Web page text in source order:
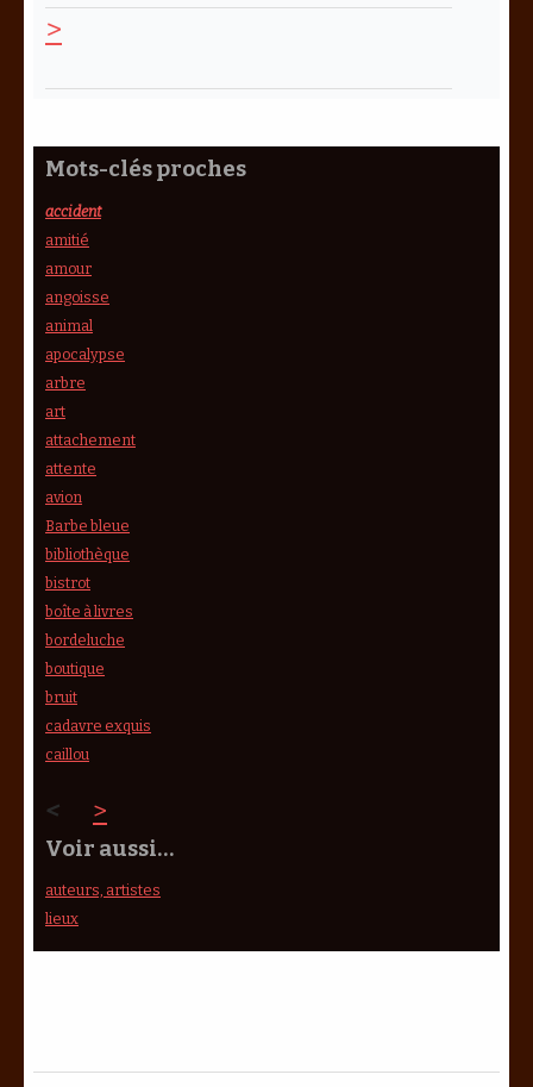
>
Mots-clés proches
accident
amitié
amour
angoisse
animal
apocalypse
arbre
art
attachement
attente
avion
Barbe bleue
bibliothèque
bistrot
boîte à livres
bordeluche
boutique
bruit
cadavre exquis
caillou
< >
Voir aussi…
auteurs, artistes
lieux